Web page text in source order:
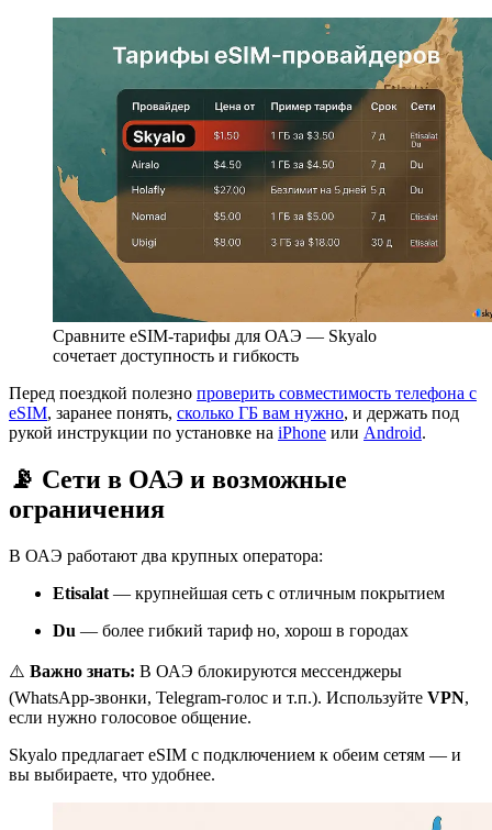
Сравните eSIM-тарифы для ОАЭ — Skyalo
сочетает доступность и гибкость
Перед поездкой полезно проверить совместимость телефона с
eSIM, заранее понять, сколько ГБ вам нужно, и держать под
рукой инструкции по установке на iPhone или Android.
📡 Сети в ОАЭ и возможные
ограничения
В ОАЭ работают два крупных оператора:
Etisalat — крупнейшая сеть с отличным покрытием
Du — более гибкий тариф но, хорош в городах
⚠️ Важно знать: В ОАЭ блокируются мессенджеры
(WhatsApp-звонки, Telegram-голос и т.п.). Используйте VPN,
если нужно голосовое общение.
Skyalo предлагает eSIM с подключением к обеим сетям — и
вы выбираете, что удобнее.